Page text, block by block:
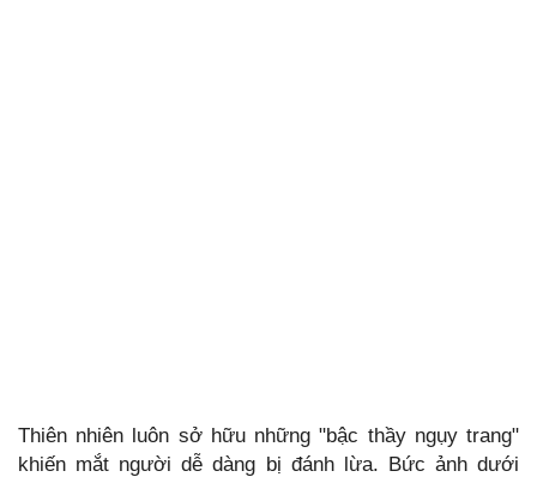
Thiên nhiên luôn sở hữu những "bậc thầy ngụy trang"
khiến mắt người dễ dàng bị đánh lừa. Bức ảnh dưới